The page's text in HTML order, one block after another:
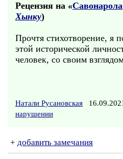
Рецензия на «Савонарола
Хынку)
Прочтя стихотворение, я
этой исторической
человек, со своим
Натали Русановская
нарушении
+ добавить замечания